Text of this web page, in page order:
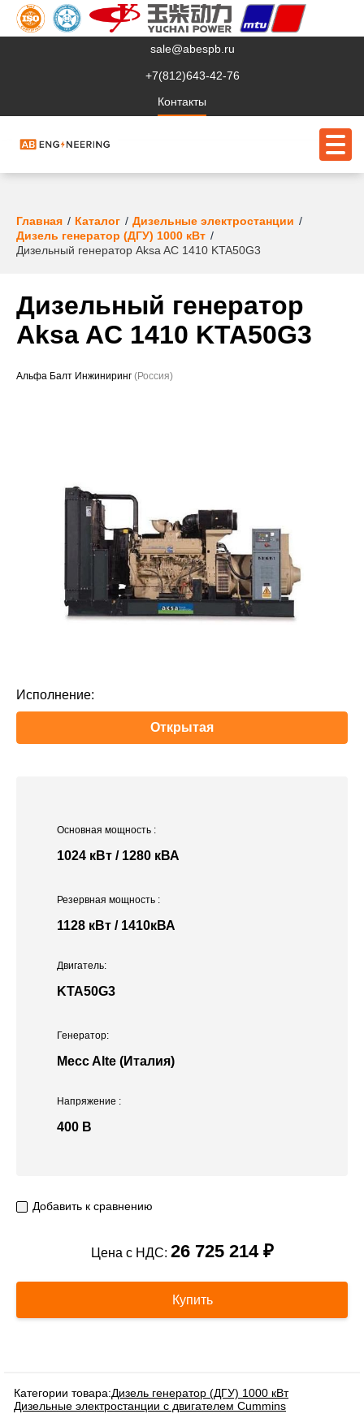
sale@abespb.ru
+7(812)643-42-76
Контакты
О компании
Клиентам
Сервис
Судовое ЭО
Проекты
Главная Каталог
Дизельные электростанции
Дизель генератор (ДГУ) 1000 кВт
Дизельный генератор Aksa AC 1410 KTA50G3
Дизельный генератор
Aksa AC 1410 KTA50G3
Альфа Балт Инжиниринг (Россия)
Исполнение:
Открытая
Основная мощность :
1024 кВт / 1280 кВА
Двигатель:
KTA50G3
Напряжение :
400 В
Резервная мощность :
1128 кВт / 1410кВА
Генератор:
Mecc Alte (Италия)
Добавить к сравнению
Цена с НДС: 26 725 214 ₽
Купить
Категории товара:Дизель генератор (ДГУ) 1000 кВт
Дизельные электростанции с двигателем Cummins